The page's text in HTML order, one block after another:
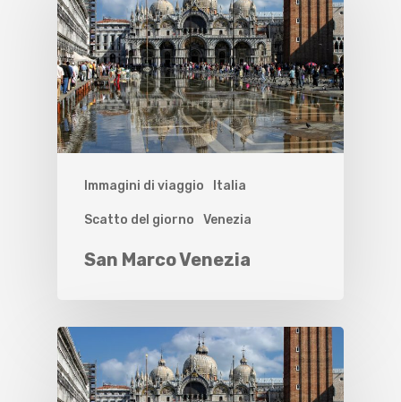
Immagini di viaggio Italia
Scatto del giorno Venezia
San Marco Venezia